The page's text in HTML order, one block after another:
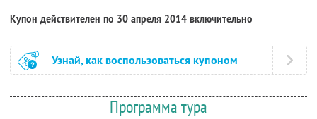
Купон действителен по 30 апреля 2014 включительно
Узнай, как воспользоваться купоном
Программа тура